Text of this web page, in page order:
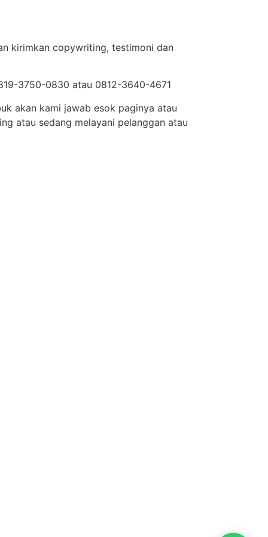
kirimkan copywriting, testimoni dan
3750-0830 atau 0812-3640-4671
akan kami jawab esok paginya atau
atau sedang melayani pelanggan atau